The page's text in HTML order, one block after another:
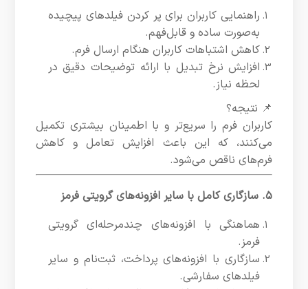
راهنمایی کاربران برای پر کردن فیلدهای پیچیده
به‌صورت ساده و قابل‌فهم.
کاهش اشتباهات کاربران هنگام ارسال فرم.
افزایش نرخ تبدیل با ارائه توضیحات دقیق در
لحظه نیاز.
📌 نتیجه؟
کاربران فرم را سریع‌تر و با اطمینان بیشتری تکمیل
می‌کنند، که این باعث افزایش تعامل و کاهش
فرم‌های ناقص می‌شود.
۵. سازگاری کامل با سایر افزونه‌های گرویتی فرمز
هماهنگی با افزونه‌های چندمرحله‌ای گرویتی
فرمز.
سازگاری با افزونه‌های پرداخت، ثبت‌نام و سایر
فیلدهای سفارشی.